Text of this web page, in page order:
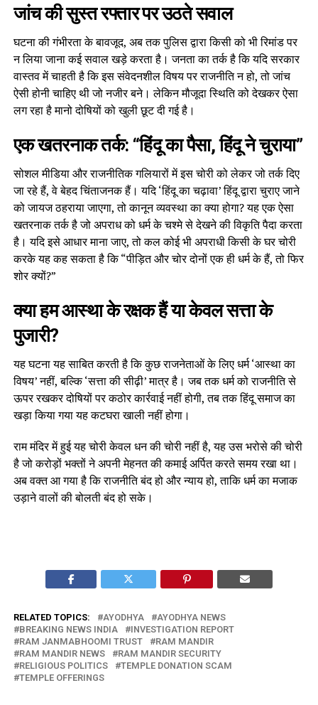
जांच की सुस्त रफ्तार पर उठते सवाल
घटना की गंभीरता के बावजूद, अब तक पुलिस द्वारा किसी को भी रिमांड पर
न लिया जाना कई सवाल खड़े करता है। जनता का तर्क है कि यदि सरकार
वास्तव में चाहती है कि इस संवेदनशील विषय पर राजनीति न हो, तो जांच
ऐसी होनी चाहिए थी जो नजीर बने। लेकिन मौजूदा स्थिति को देखकर ऐसा
लग रहा है मानो दोषियों को खुली छूट दी गई है।
एक खतरनाक तर्क: “हिंदू का पैसा, हिंदू ने चुराया”
सोशल मीडिया और राजनीतिक गलियारों में इस चोरी को लेकर जो तर्क दिए
जा रहे हैं, वे बेहद चिंताजनक हैं। यदि ‘हिंदू का चढ़ावा’ हिंदू द्वारा चुराए जाने
को जायज ठहराया जाएगा, तो कानून व्यवस्था का क्या होगा? यह एक ऐसा
खतरनाक तर्क है जो अपराध को धर्म के चश्मे से देखने की विकृति पैदा करता
है। यदि इसे आधार माना जाए, तो कल कोई भी अपराधी किसी के घर चोरी
करके यह कह सकता है कि “पीड़ित और चोर दोनों एक ही धर्म के हैं, तो फिर
शोर क्यों?”
क्या हम आस्था के रक्षक हैं या केवल सत्ता के
पुजारी?
यह घटना यह साबित करती है कि कुछ राजनेताओं के लिए धर्म ‘आस्था का
विषय’ नहीं, बल्कि ‘सत्ता की सीढ़ी’ मात्र है। जब तक धर्म को राजनीति से
ऊपर रखकर दोषियों पर कठोर कार्रवाई नहीं होगी, तब तक हिंदू समाज का
खड़ा किया गया यह कटघरा खाली नहीं होगा।
राम मंदिर में हुई यह चोरी केवल धन की चोरी नहीं है, यह उस भरोसे की चोरी
है जो करोड़ों भक्तों ने अपनी मेहनत की कमाई अर्पित करते समय रखा था।
अब वक्त आ गया है कि राजनीति बंद हो और न्याय हो, ताकि धर्म का मजाक
उड़ाने वालों की बोलती बंद हो सके।
RELATED TOPICS: AYODHYA
AYODHYA NEWS
BREAKING NEWS INDIA
INVESTIGATION REPORT
RAM JANMABHOOMI TRUST
RAM MANDIR
RAM MANDIR NEWS
RAM MANDIR SECURITY
RELIGIOUS POLITICS
TEMPLE DONATION SCAM
TEMPLE OFFERINGS